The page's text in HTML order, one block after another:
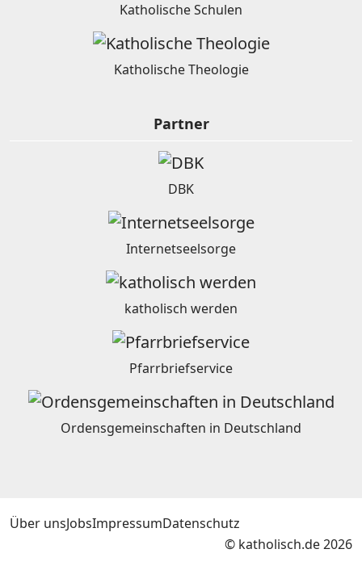
Katholische Schulen
Katholische Theologie
Partner
DBK
Internetseelsorge
katholisch werden
Pfarrbriefservice
Ordensgemeinschaften in Deutschland
Über unsJobsImpressumDatenschutz
© katholisch.de 2026